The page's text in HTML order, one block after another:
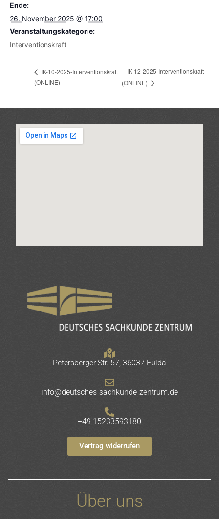
Ende:
26. November 2025 @ 17:00
Veranstaltungskategorie:
Interventionskraft
IK-10-2025-Interventionskraft
(ONLINE)
IK-12-2025-Interventionskraft
(ONLINE)
Petersberger Str. 57, 36037 Fulda
info@deutsches-sachkunde-zentrum.de
+49 15233593180
Vertrag widerrufen
Über uns